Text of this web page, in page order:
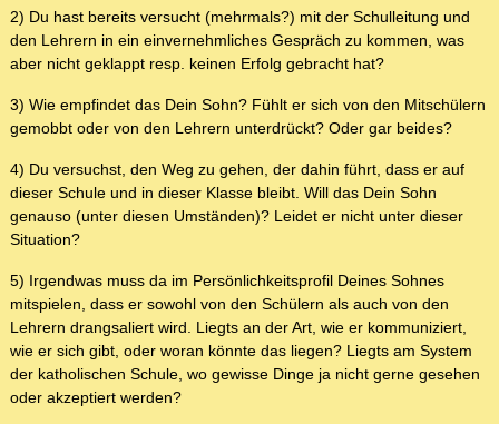
2) Du hast bereits versucht (mehrmals?) mit der Schulleitung und
den Lehrern in ein einvernehmliches Gespräch zu kommen, was
aber nicht geklappt resp. keinen Erfolg gebracht hat?
3) Wie empfindet das Dein Sohn? Fühlt er sich von den Mitschülern
gemobbt oder von den Lehrern unterdrückt? Oder gar beides?
4) Du versuchst, den Weg zu gehen, der dahin führt, dass er auf
dieser Schule und in dieser Klasse bleibt. Will das Dein Sohn
genauso (unter diesen Umständen)? Leidet er nicht unter dieser
Situation?
5) Irgendwas muss da im Persönlichkeitsprofil Deines Sohnes
mitspielen, dass er sowohl von den Schülern als auch von den
Lehrern drangsaliert wird. Liegts an der Art, wie er kommuniziert,
wie er sich gibt, oder woran könnte das liegen? Liegts am System
der katholischen Schule, wo gewisse Dinge ja nicht gerne gesehen
oder akzeptiert werden?